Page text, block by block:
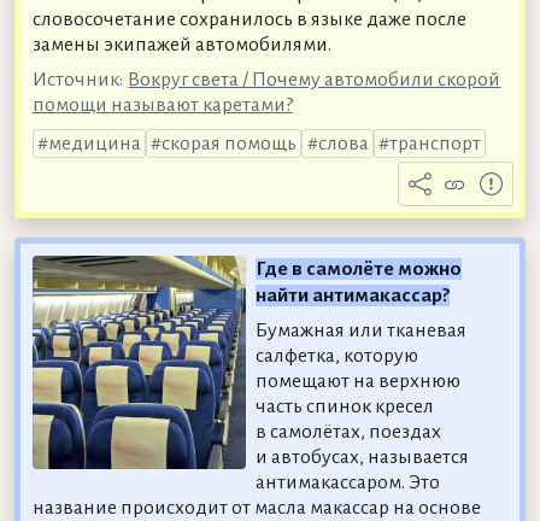
словосочетание сохранилось в языке даже после
замены экипажей автомобилями.
Источник: Вокруг света / Почему автомобили скорой
помощи называют каретами?
медицина
скорая помощь слова транспорт
Где в самолёте можно
найти антимакассар?
Бумажная или тканевая
салфетка, которую
помещают на верхнюю
часть спинок кресел
в самолётах, поездах
и автобусах, называется
антимакассаром. Это
название происходит от масла макассар на основе